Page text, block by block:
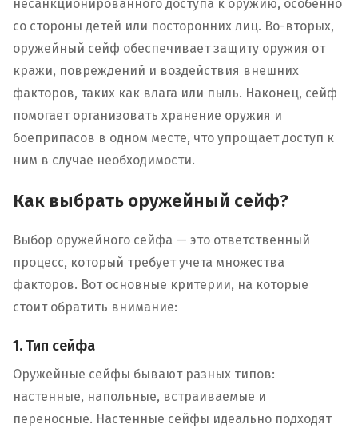
несанкционированного доступа к оружию, особенно
со стороны детей или посторонних лиц. Во-вторых,
оружейный сейф обеспечивает защиту оружия от
кражи, повреждений и воздействия внешних
факторов, таких как влага или пыль. Наконец, сейф
помогает организовать хранение оружия и
боеприпасов в одном месте, что упрощает доступ к
ним в случае необходимости.
Как выбрать оружейный сейф?
Выбор оружейного сейфа — это ответственный
процесс, который требует учета множества
факторов. Вот основные критерии, на которые
стоит обратить внимание:
1. Тип сейфа
Оружейные сейфы бывают разных типов:
настенные, напольные, встраиваемые и
переносные. Настенные сейфы идеально подходят